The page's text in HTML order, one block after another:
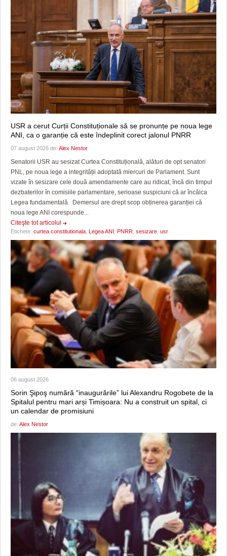
USR a cerut Curții Constituționale să se pronunțe pe noua lege
ANI, ca o garanție că este îndeplinit corect jalonul PNRR
07 august 2026 de: Alex Nestor
Senatorii USR au sesizat Curtea Constituțională, alături de opt senatori
PNL, pe noua lege a integrității adoptată miercuri de Parlament. Sunt
vizate în sesizare cele două amendamente care au ridicat, încă din timpul
dezbaterilor în comisiile parlamentare, serioase suspiciuni că ar încălca
Legea fundamentală. Demersul are drept scop obținerea garanției că
noua lege ANI corespunde...
Citeşte tot articolul
Etichete: curtea constitutionala, Legea ANI , PNRR, sesizare, usr
06 august 2026
Sorin Şipoş numără “inaugurările” lui Alexandru Rogobete de la
Spitalul pentru mari arși Timișoara: Nu a construit un spital, ci
un calendar de promisiuni
de: Alex Nestor